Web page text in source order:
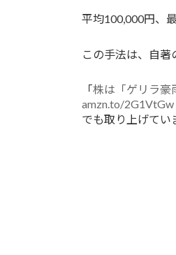
平均100,000円、
この手法は、自著
「株は「ゲリラ豪
amzn.to/2G1VtGw
でも取り上げてい